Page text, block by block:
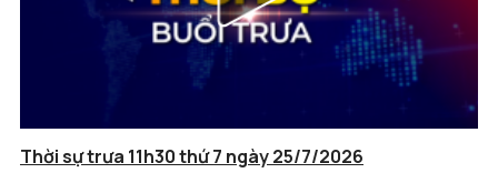
Thời sự trưa 11h30 thứ 7 ngày 25/7/2026